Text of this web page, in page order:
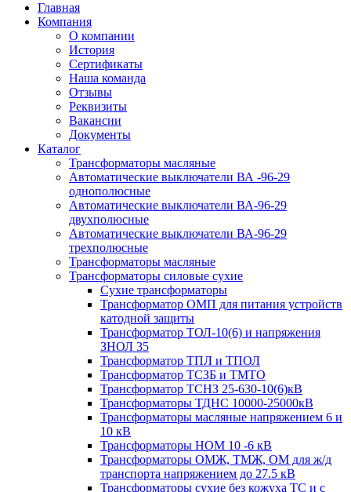
Главная
Компания
О компании
История
Сертификаты
Наша команда
Отзывы
Реквизиты
Вакансии
Документы
Каталог
Трансформаторы масляные
Автоматические выключатели ВА -96-29
однополюсные
Автоматические выключатели ВА-96-29
двухполюсные
Автоматические выключатели ВА-96-29
трехполюсные
Трансформаторы масляные
Трансформаторы силовые сухие
Сухие трансформаторы
Трансформатор ОМП для питания устройств
катодной защиты
Трансформатор ТОЛ-10(6) и напряжения
ЗНОЛ 35
Трансформатор ТПЛ и ТПОЛ
Трансформатор ТСЗБ и ТМТО
Трансформатор ТСНЗ 25-630-10(6)кВ
Трансформаторы ТДНС 10000-25000кВ
Трансформаторы масляные напряжением 6 и
10 кВ
Трансформаторы НОМ 10 -6 кВ
Трансформаторы ОМЖ, ТМЖ, ОМ для ж/д
транспорта напряжением до 27.5 кВ
Трансформаторы сухие без кожуха ТС и с